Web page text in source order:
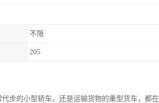
不限
205
步的小型轿车，还是运输货物的重型货车，都在